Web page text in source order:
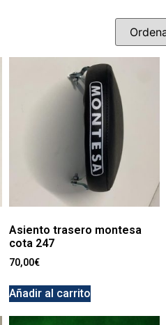
Asiento trasero montesa
cota 247
70,00€
Añadir al carrito